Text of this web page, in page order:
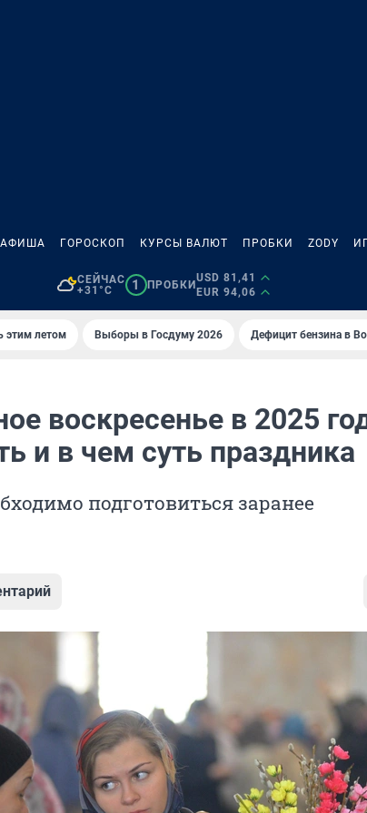
АФИША ГОРОСКОП КУРСЫ ВАЛЮТ ПРОБКИ ZODY
СЕЙЧАС
+31°C
1 ПРОБКИ
USD 81,41
EUR 94,06
этим летом Выборы в Госдуму 2026 Дефицит бензина в
воскресенье в 2025
и в чем суть праздника
подготовиться заранее